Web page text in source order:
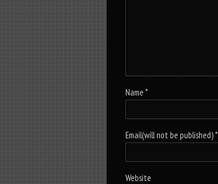
Name*
Email(will not be published)*
Website